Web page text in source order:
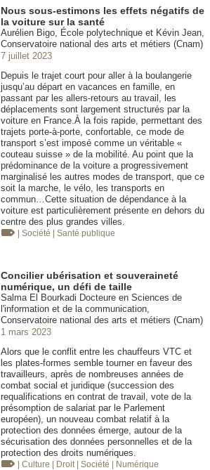
Nous sous-estimons les effets négatifs de
la voiture sur la santé
Aurélien Bigo, École polytechnique et Kévin Jean,
Conservatoire national des arts et métiers (Cnam)
7 juillet 2023
Depuis le trajet court pour aller à la boulangerie
jusqu’au départ en vacances en famille, en
passant par les allers-retours au travail, les
déplacements sont largement structurés par la
voiture en France.À la fois rapide, permettant des
trajets porte-à-porte, confortable, ce mode de
transport s’est imposé comme un véritable «
couteau suisse » de la mobilité. Au point que la
prédominance de la voiture a progressivement
marginalisé les autres modes de transport, que ce
soit la marche, le vélo, les transports en
commun…Cette situation de dépendance à la
voiture est particulièrement présente en dehors du
centre des plus grandes villes.
| Société | Santé publique
Concilier ubérisation et souveraineté
numérique, un défi de taille
Salma El Bourkadi Docteure en Sciences de
l'information et de la communication,
Conservatoire national des arts et métiers (Cnam)
1 mars 2023
Alors que le conflit entre les chauffeurs VTC et
les plates-formes semble tourner en faveur des
travailleurs, après de nombreuses années de
combat social et juridique (succession des
requalifications en contrat de travail, vote de la
présomption de salariat par le Parlement
européen), un nouveau combat relatif à la
protection des données émerge, autour de la
sécurisation des données personnelles et de la
protection des droits numériques.
| Culture | Droit | Société | Numérique